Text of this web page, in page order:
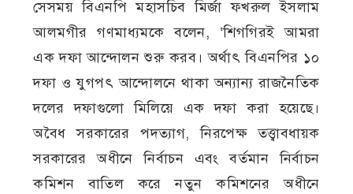
সেসময় বিএনপি মহাসচিব মির্জা ফখরুল ইসলাম
আলমগীর গণমাধ্যমকে বলেন, ‘শিগগিরই আমরা
এক দফা আন্দোলন শুরু করব। অর্থাৎ বিএনপির ১০
দফা ও যুগপৎ আন্দোলনে থাকা অন্যান্য রাজনৈতিক
দলের দফাগুলো মিলিয়ে এক দফা করা হয়েছে।
অবৈধ সরকারের পদত্যাগ, নিরপেক্ষ তত্ত্বাবধায়ক
সরকারের অধীনে নির্বাচন এবং বর্তমান নির্বাচন
কমিশন বাতিল করে নতুন কমিশনের অধীনে